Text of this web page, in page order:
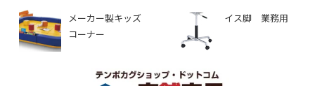
メーカー製キッズ
コーナー
イス脚 業務用